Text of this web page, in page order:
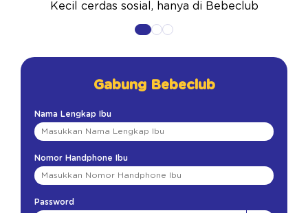
Kecil cerdas sosial, hanya di Bebeclub
Gabung Bebeclub
Nama Lengkap Ibu
Nomor Handphone Ibu
Password